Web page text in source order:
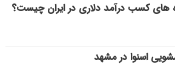
های کسب درآمد دلاری در ایران چیست؟
اسنوا در مشهد